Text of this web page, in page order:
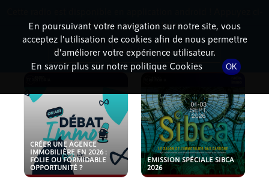
PODCASTS
CRÉER UNE AGENCE
IMMOBILIÈRE EN 2026 :
FOLIE OU FORMIDABLE
OPPORTUNITÉ ?
EMISSION SPÉCIALE SIBCA
2026
En poursuivant votre navigation sur notre site, vous
acceptez l’utilisation de cookies afin de nous permettre
d’améliorer votre expérience utilisateur.
En savoir plus sur notre politique Cookies
OK
dessous pour l'installer.
Non merci Télécharger l'application